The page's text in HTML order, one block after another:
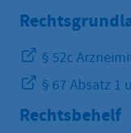
§ 52c
§ 67 Absatz 1
Rechtsbehelf